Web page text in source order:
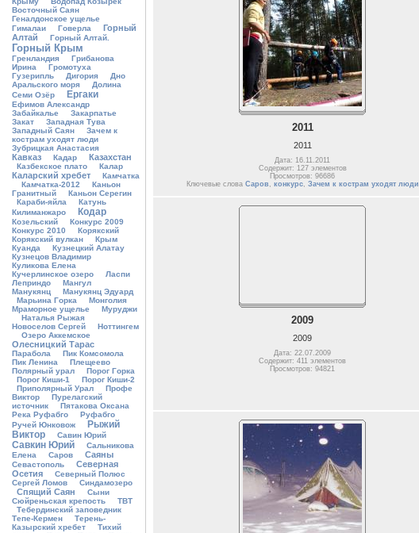
Восточный Саян
Геналдонское ущелье
Гималаи
Говерла
Горный
Алтай
Горный Алтай.
Горный Крым
Гренландия
Грибанова
Ирина
Громотуха
Гузерипль
Дигория
Дно
Аральского моря
Долина
Семи Озёр
Ергаки
Ефимов Александр
Забайкалье
Закарпатье
Закат
Западная Тува
Западный Саян
Зачем к
кострам уходят люди
Зубрицкая Анастасия
Кавказ Кадар Казахстан
Казбекское плато Калар
Каларский хребет
Камчатка
Камчатка-2012
Каньон
Гранитный
Каньон Серегин
Караби-яйла
Катунь
Килиманжаро
Кодар
Козельский
Конкурс 2009
Конкурс 2010
Корякский
Корякский вулкан
Крым
Куанда
Кузнецкий Алатау
Кузнецов Владимир
Куликова Елена
Кучерлинское озеро
Ласпи
Леприндо
Мангул
Манукянц
Манукянц Эдуард
Марьина Горка
Монголия
Мраморное ущелье
Муруджи
Наталья Рыжая
Новоселов Сергей
Ноттингем
Озеро Аккемское
Олесницкий Тарас
Парабола
Пик Комсомола
Пик Ленина
Плещеево
Полярный урал
Порог Горка
Порог Киши-1
Порог Киши-2
Приполярный Урал
Профе
Виктор
Пурелагский
источник
Пятакова Оксана
Река Руфабго
Руфабго
Ручей Юнковож
Рыжий
Виктор
Савин Юрий
Савкин Юрий
Сальникова
Елена
Саров Саяны
Севастополь
Северная
Осетия
Северный Полюс
Сергей Ломов
Синдамозеро
Спящий Саян
Сыни
Сюйреньская крепость
ТВТ
Тебердинский заповедник
Тепе-Кермен
Терень-
Казырский хребет
Тихий
2011
2011
Дата: 16.11.2011
Содержит: 127 элементов
Просмотров: 96686
Ключевые слова Саров , конкурс, Зачем к кострам уходят люди
2009
2009
Дата: 22.07.2009
Содержит: 411 элементов
Просмотров: 94821